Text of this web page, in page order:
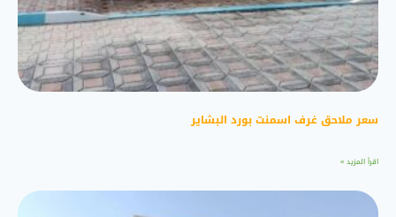
سعر ملاحق غرف اسمنت بورد البشاير
اقرأ المزيد »